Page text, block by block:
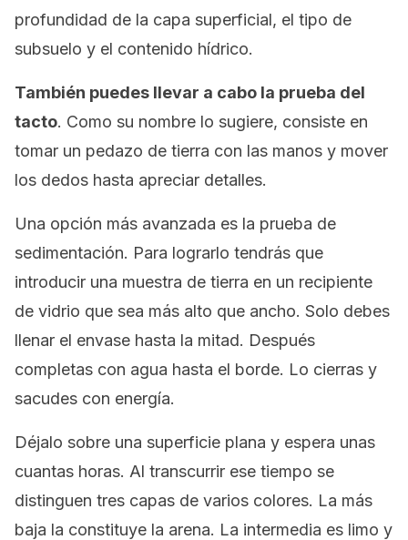
profundidad de la capa superficial, el tipo de
subsuelo y el contenido hídrico.
También puedes llevar a cabo la prueba del
tacto. Como su nombre lo sugiere, consiste en
tomar un pedazo de tierra con las manos y mover
los dedos hasta apreciar detalles.
Una opción más avanzada es la prueba de
sedimentación. Para lograrlo tendrás que
introducir una muestra de tierra en un recipiente
de vidrio que sea más alto que ancho. Solo debes
llenar el envase hasta la mitad. Después
completas con agua hasta el borde. Lo cierras y
sacudes con energía.
Déjalo sobre una superficie plana y espera unas
cuantas horas. Al transcurrir ese tiempo se
distinguen tres capas de varios colores. La más
baja la constituye la arena. La intermedia es limo y